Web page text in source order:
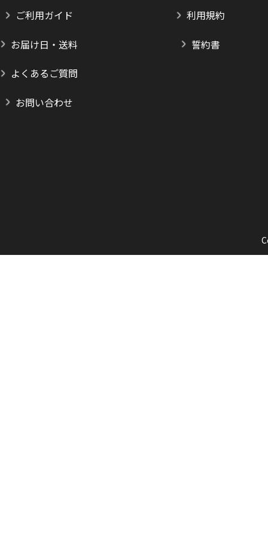
ご利用ガイド
お届け日・送料
よくあるご質問
お問い合わせ
利用規約
誓約書